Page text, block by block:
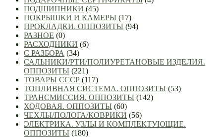
ПОДШИПНИКИ (45)
ПОКРЫШКИ И КАМЕРЫ (17)
ПРОКЛАДКИ. ОППОЗИТЫ (94)
РАЗНОЕ (0)
РАСХОДНИКИ (6)
С РАЗБОРА (34)
САЛЬНИКИ/РТИ/ПОЛИУРЕТАНОВЫЕ ИЗДЕЛИЯ.
ОППОЗИТЫ (221)
ТОВАРЫ СССР (117)
ТОПЛИВНАЯ СИСТЕМА. ОППОЗИТЫ (53)
ТРАНСМИССИЯ. ОППОЗИТЫ (142)
ХОДОВАЯ. ОППОЗИТЫ (60)
ЧЕХЛЫ/ПОЛОГА/КОВРИКИ (56)
ЭЛЕКТРИКА. УЗЛЫ И КОМПЛЕКТУЮЩИЕ.
ОППОЗИТЫ (180)